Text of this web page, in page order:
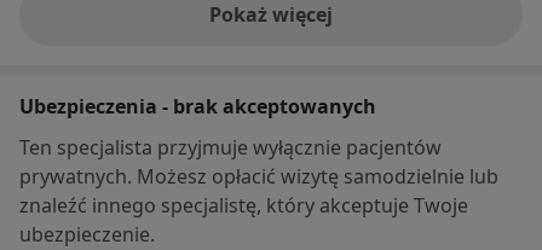
Pokaż więcej
o adresie
Ubezpieczenia - brak akceptowanych
Ten specjalista przyjmuje wyłącznie pacjentów
prywatnych. Możesz opłacić wizytę samodzielnie lub
znaleźć innego specjalistę, który akceptuje Twoje
ubezpieczenie.